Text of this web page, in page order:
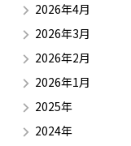
2026年4月
2026年3月
2026年2月
2026年1月
2025年
2024年